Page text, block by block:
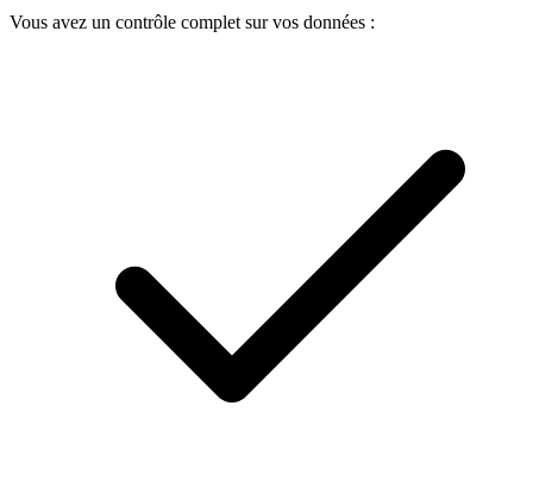
Vous avez un contrôle complet sur vos données :